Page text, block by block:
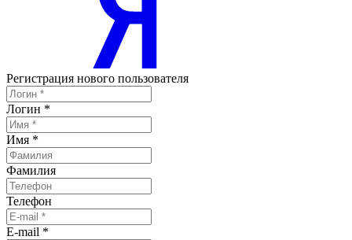
Регистрация нового пользователя
Логин *
Имя *
Фамилия
Телефон
E-mail *